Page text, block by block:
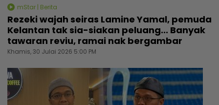
mStar | Berita
Rezeki wajah seiras Lamine Yamal, pemuda
Kelantan tak sia-siakan peluang... Banyak
tawaran reviu, ramai nak bergambar
Khamis, 30 Julai 2026 5:00 PM